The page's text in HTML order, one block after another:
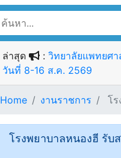
ล่าสุด : วิทยาลัยแพทยศ
วันที่ 8-16 ส.ค. 2569
Home งานราชการ โ
โรงพยาบาลหนองฮี รับ